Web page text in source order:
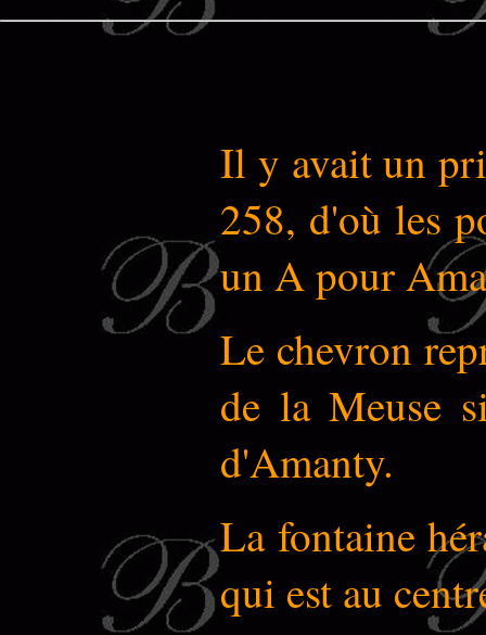
Il y avait un
258, d'où les
un A pour
Le chevron
de la Meuse
d'Amanty.
La fontaine
qui est au